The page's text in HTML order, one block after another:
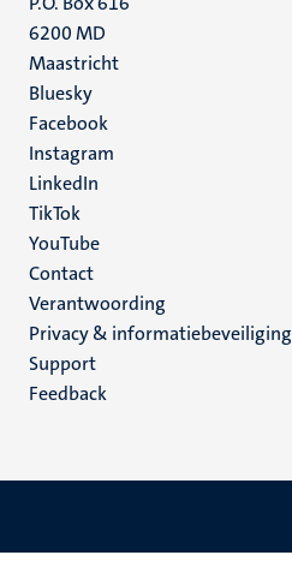
6200 MD
Maastricht
Social
media
Bluesky
Facebook
Instagram
LinkedIn
TikTok
YouTube
Menu
footer
(NL)
Contact
Verantwoording
Privacy & informatiebeveiliging
Support
Feedback